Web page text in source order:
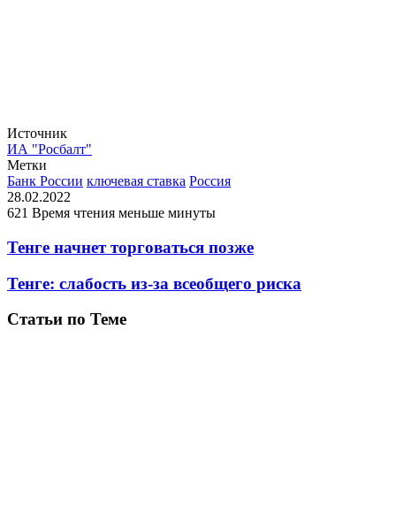
Источник
ИА "Росбалт"
Метки
Банк России ключевая ставка Россия
28.02.2022
621 Время чтения меньше минуты
Тенге начнет торговаться позже
Тенге: слабость из-за всеобщего риска
Статьи по Теме